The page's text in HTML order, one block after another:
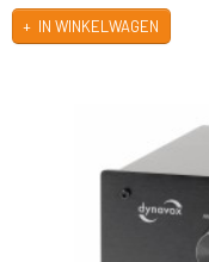
IN WINKELWAGEN